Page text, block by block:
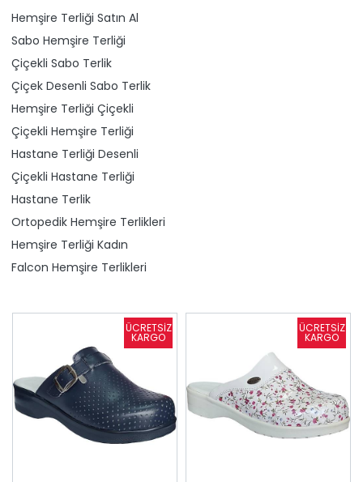
Hemşire Terliği Satın Al
Sabo Hemşire Terliği
Çiçekli Sabo Terlik
Çiçek Desenli Sabo Terlik
Hemşire Terliği Çiçekli
Çiçekli Hemşire Terliği
Hastane Terliği Desenli
Çiçekli Hastane Terliği
Hastane Terlik
Ortopedik Hemşire Terlikleri
Hemşire Terliği Kadın
Falcon Hemşire Terlikleri